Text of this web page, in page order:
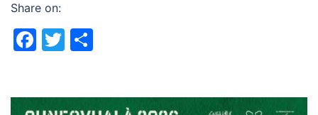
Share on:
Facebook
Twitter